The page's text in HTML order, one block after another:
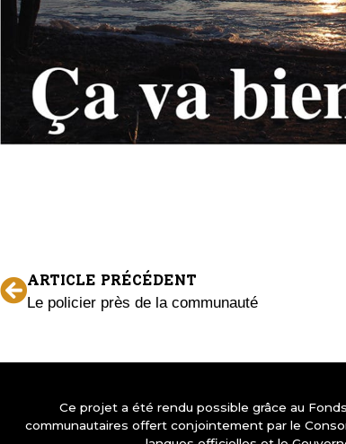
ARTICLE PRÉCÉDENT
Le policier près de la communauté
Ce projet a été rendu possible grâce au
communautaires offert conjointement par le